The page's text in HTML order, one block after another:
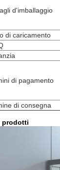
d'imballaggio
di caricamento
di pagamento
di consegna
prodotti